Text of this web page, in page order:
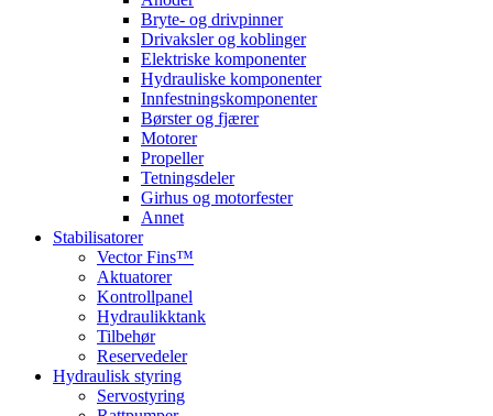
Bryte- og drivpinner
Drivaksler og koblinger
Elektriske komponenter
Hydrauliske komponenter
Innfestningskomponenter
Børster og fjærer
Motorer
Propeller
Tetningsdeler
Girhus og motorfester
Annet
Stabilisatorer
Vector Fins™
Aktuatorer
Kontrollpanel
Hydraulikktank
Tilbehør
Reservedeler
Hydraulisk styring
Servostyring